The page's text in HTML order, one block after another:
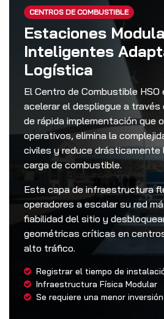
CENTROS DE COMBUSTIBLE
Estaciones
Inteligentes
Logística
El Centro de Combustible
acelerar el despliegue a
de rápida implementación que
operativos, elimina la
civiles y reduce drásticamente
carga de combustible.
Esta capa de infraestructura
operadores a escalar su red
fiabilidad del sitio y
geométricas críticas en
alto tráfico.
Registrar el tiempo de
Infraestructura Física Modular
Se requiere una menor